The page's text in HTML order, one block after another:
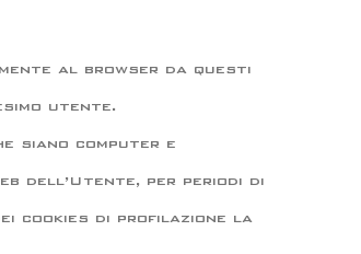
al browser da questi
utente.
siano computer e
dell’Utente, per periodi di
cookies di profilazione la